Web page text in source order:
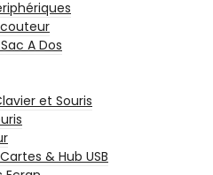
A Dos
et Souris
& Hub USB